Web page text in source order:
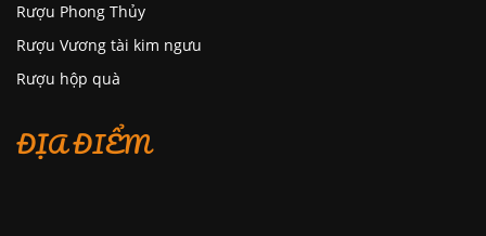
Rượu Phong Thủy
Rượu Vương tài kim ngưu
Rượu hộp quà
ĐỊA ĐIỂM